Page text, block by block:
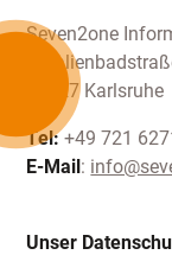
Seven2one
76227 Karlsruhe
Tel:+49 721
E-Mail:
Unser